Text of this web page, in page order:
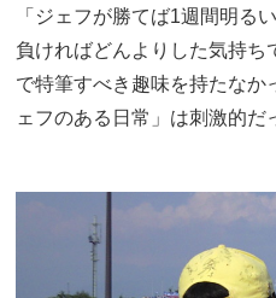
「ジェフが勝てば1週間明る
負ければどんよりした気持ち
で特筆すべき趣味を持たなか
ェフのある日常」は刺激的だ